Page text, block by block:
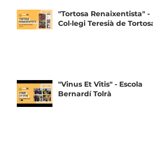
"Tortosa Renaixentista" -
Col·legi Teresià de Tortosa
"Vinus Et Vitis" - Escola
Bernardí Tolrà